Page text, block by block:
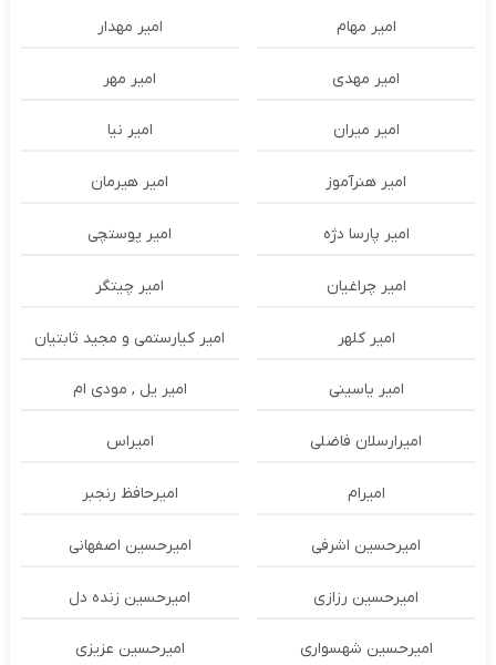
امیر مهام امیر مهدار
امیر مهدی امیر مهر
امیر میران امیر نیا
امیر هنرآموز امیر هیرمان
امیر پارسا دژه امیر پوستچی
امیر چراغیان امیر چیتگر
امیر کلهر امیر کیارستمی و مجید ثابتیان
امیر یاسینی امیر یل , مودی ام
امیرارسلان فاضلی امیراس
امیرام امیرحافظ رنجبر
امیرحسین اشرفی امیرحسین اصفهانی
امیرحسین رزازی امیرحسین زنده دل
امیرحسین شهسواری امیرحسین عزیزی